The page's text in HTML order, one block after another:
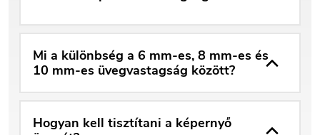
Mi a különbség a 6 mm-es, 8 mm-es és
10 mm-es üvegvastagság között?
Hogyan kell tisztítani a képernyő